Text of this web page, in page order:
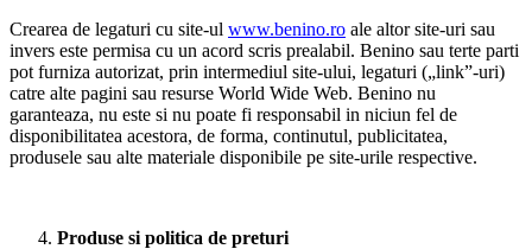
Crearea de legaturi cu site-ul www.benino.ro ale altor site-uri sau
invers este permisa cu un acord scris prealabil. Benino sau terte parti
pot furniza autorizat, prin intermediul site-ului, legaturi („link”-uri)
catre alte pagini sau resurse World Wide Web. Benino nu
garanteaza, nu este si nu poate fi responsabil in niciun fel de
disponibilitatea acestora, de forma, continutul, publicitatea,
produsele sau alte materiale disponibile pe site-urile respective.
Produse si politica de preturi